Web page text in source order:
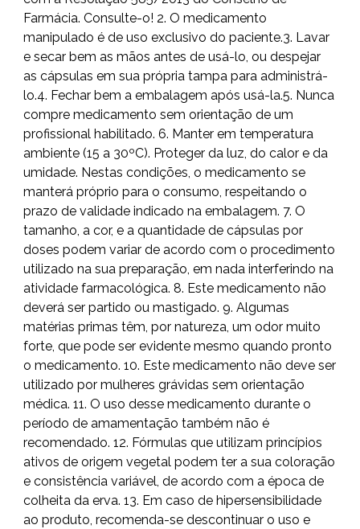
Farmácia. Consulte-o! 2. O medicamento
manipulado é de uso exclusivo do paciente.3. Lavar
e secar bem as mãos antes de usá-lo, ou despejar
as cápsulas em sua própria tampa para administrá-
lo.4. Fechar bem a embalagem após usá-la.5. Nunca
compre medicamento sem orientação de um
profissional habilitado. 6. Manter em temperatura
ambiente (15 a 30ºC). Proteger da luz, do calor e da
umidade. Nestas condições, o medicamento se
manterá próprio para o consumo, respeitando o
prazo de validade indicado na embalagem. 7. O
tamanho, a cor, e a quantidade de cápsulas por
doses podem variar de acordo com o procedimento
utilizado na sua preparação, em nada interferindo na
atividade farmacológica. 8. Este medicamento não
deverá ser partido ou mastigado. 9. Algumas
matérias primas têm, por natureza, um odor muito
forte, que pode ser evidente mesmo quando pronto
o medicamento. 10. Este medicamento não deve ser
utilizado por mulheres grávidas sem orientação
médica. 11. O uso desse medicamento durante o
período de amamentação também não é
recomendado. 12. Fórmulas que utilizam princípios
ativos de origem vegetal podem ter a sua coloração
e consistência variável, de acordo com a época de
colheita da erva. 13. Em caso de hipersensibilidade
ao produto, recomenda-se descontinuar o uso e